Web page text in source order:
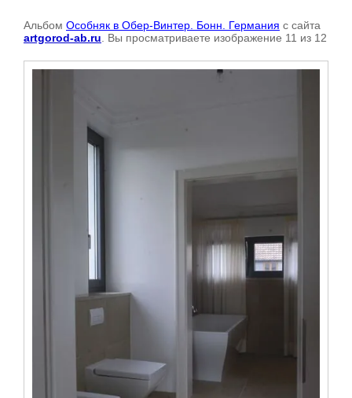
Альбом Особняк в Обер-Винтер. Бонн. Германия с сайта
artgorod-ab.ru . Вы просматриваете изображение 11 из 12